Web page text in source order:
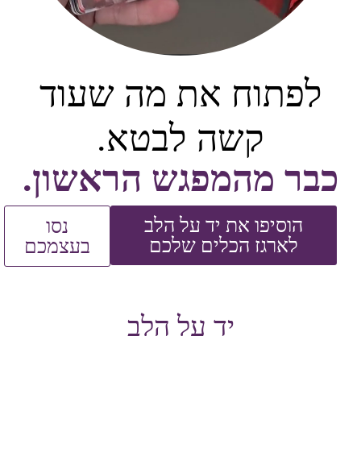
לפתוח את מה שעוד
קשה לבטא.
כבר מהמפגש הראשון.
הוסיפו את יד על הלב
לארגז הכלים שלכם
נסו
בעצמכם
יד על הלב